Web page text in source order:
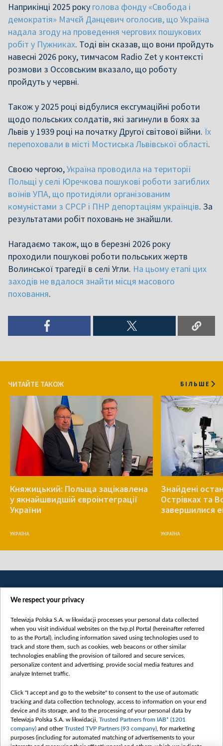
Наприкінці 2025 року голова фонду «Свобода і
демократія» Мачєй Данцевич оголосив, що Україна
надала згоду на проведення чергових пошукових
робіт у Пужниках. Тоді він сказав, що вони пройдуть
навесні 2026 року, тимчасом Radio Zet у контексті
розмови з Оссовським вказало, що роботу
пройдуть у червні.
Також у 2025 році відбулися ексгумаційні роботи
щодо польських солдатів, які загинули в боях за
Львів у 1939 році на початку Другої світової війни. Їх
перепоховали в місті Мостиська Львівської області.
Своєю чергою,Україна проводила на території
Польщі у селі Юречкова пошукові роботи загиблих
воїнів УПА, що протидіяли організованим
комуністами з СРСР і ПНР депортаціям українців. За
результатами робіт поховань не знайшли.
Нагадаємо також, що в березні 2026 року
проходили пошукові роботи польських жертв
Волинської трагедії в селі Угли. На цьому етапі цих
заходів не вдалося знайти місця масового
поховання.
ЧИТАЙТЕ ТАКОЖ БІЛЬШЕ
Княжицький: Польща зацікавлена
у якнайшвидшій євроінтеграції
України
УКРАЇНА
Знайдені
Острівках та
завершилися
УКРАЇНА
Категорії
Новини
Докладно
Погляд
Цікаво
Slawa.tv
We respect your privacy
Telewizja Polska S.A. w likwidacji processes your personal data collected
when you visit individual websites on the tvp.pl Portal (hereinafter referred
to as the Portal), including information saved using technologies used to
track and store them, such as cookies, web beacons or other similar
technologies enabling the provision of tailored and secure services,
personalize content and advertising, provide social media features and
analyze Internet traffic.
Click "I accept and go to the website" to consent to the use of automatic
tracking and data collection technology, access to information on your end
device and its storage, and to the processing of your personal data by
Telewizja Polska S.A. w likwidacji, Trusted Partners from IAB* (1201
company) and otherTrusted TVP Partners (93 company) , for marketing
purposes (including for automated matching of advertisements to your